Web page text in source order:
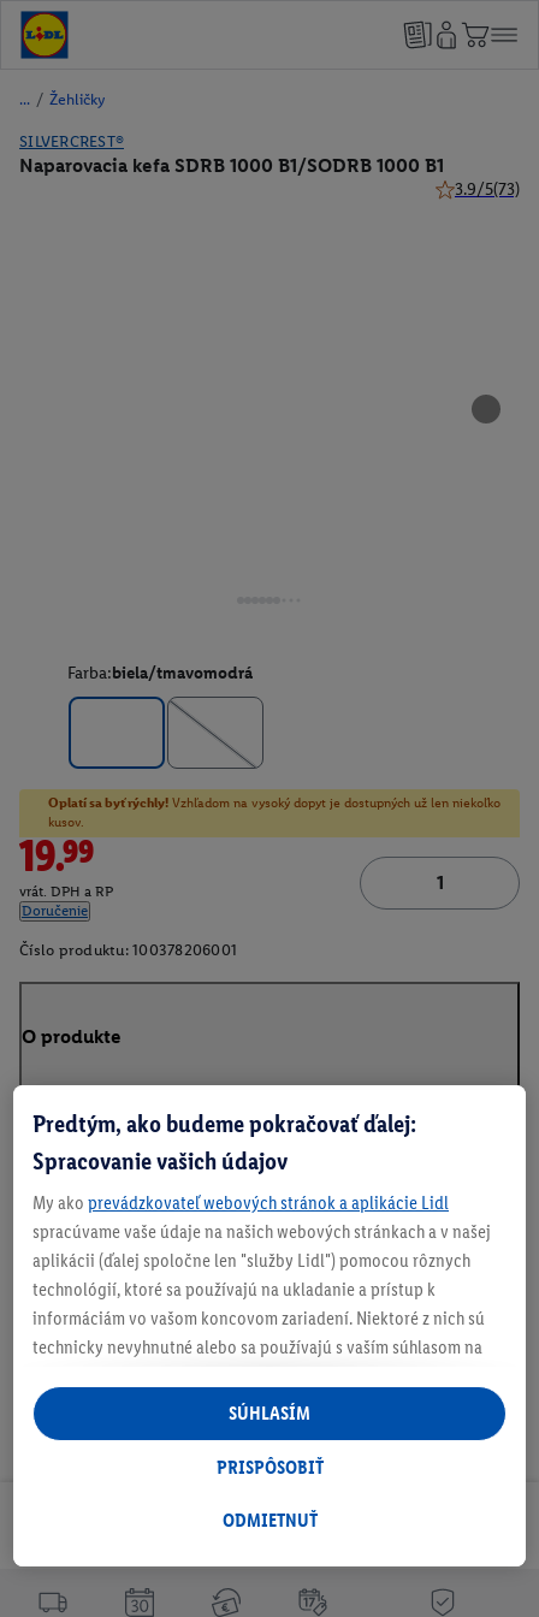
/ Žehličky
SILVERCREST®
Naparovacia kefa SDRB 1000 B1/SODRB 1000 B1
3.9/5(73)
Farba:biela/tmavomodrá
Oplatí sa byť rýchly! Vzhľadom na vysoký dopyt je dostupných už len niekoľko
kusov.
19.99
vrát. DPH a RP
Doručenie
Číslo produktu: 100378206001
O produkte
Príkon: 1 000 W
Rôzne farebné varianty
Na stiahnutie
Odoberaj Newsletter!
Predtým, ako budeme pokračovať ďalej:
Spracovanie vašich údajov
My ako prevádzkovateľ webových stránok a aplikácie Lidl
spracúvame vaše údaje na našich webových stránkach a v našej
aplikácii (ďalej spoločne len "služby Lidl") pomocou rôznych
technológií, ktoré sa používajú na ukladanie a prístup k
informáciám vo vašom koncovom zariadení. Niektoré z nich sú
technicky nevyhnutné alebo sa používajú s vaším súhlasom na
personalizovanú reklamu v rámci služieb Lidl aj mimo nich. Ak
ste účastníkom programu Lidl Plus, na tieto účely sa spracúvajú
aj údaje z vášho nákupného správania v obchode.
následne si vytvoríte účet Lidl Plus alebo sa prihlásite do svojho
ktorú tam uvediete, aby sme vás mohli rozpoznať v službách
ODMIETNUŤ
PRISPÔSOBIŤ
SÚHLASÍM